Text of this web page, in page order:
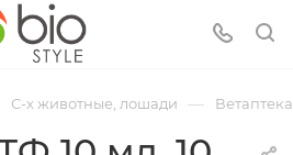
С-х животные, лошади — Ветаптека